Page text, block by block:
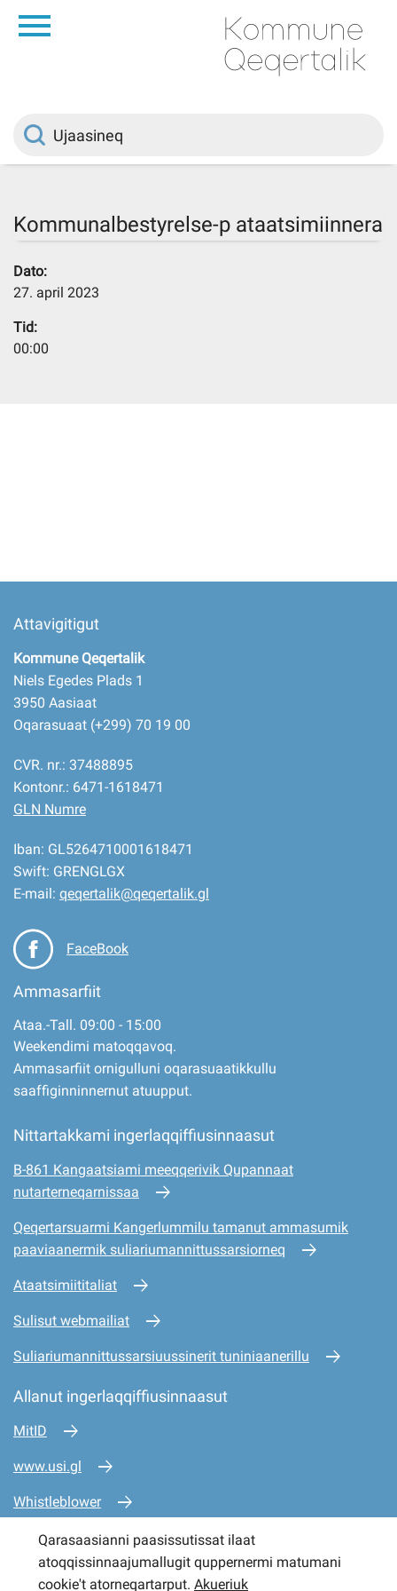
Innuttaasunut
Ileqqoreqqusat
Kommunalbestyrelse-p ataatsimiinnera
Dato:
27. april 2023
Tid:
00:00
Attavigitigut
Kommune Qeqertalik
Niels Egedes Plads 1
3950 Aasiaat
Oqarasuaat (+299) 70 19 00
CVR. nr.: 37488895
Kontonr.: 6471-1618471
GLN Numre
Iban: GL5264710001618471
Swift: GRENGLGX
E-mail: qeqertalik@qeqertalik.gl
FaceBook
Ammasarfiit
Ataa.-Tall. 09:00 - 15:00
Weekendimi matoqqavoq.
Ammasarfiit ornigulluni oqarasuaatikkullu
saaffiginninnernut atuupput.
Nittartakkami ingerlaqqiffiusinnaasut
B-861 Kangaatsiami meeqqerivik Qupannaat
nutarterneqarnissaa
Qeqertarsuarmi Kangerlummilu tamanut ammasumik
paaviaanermik suliariumannittussarsiorneq
Ataatsimiititaliat
Sulisut webmailiat
Suliariumannittussarsiuussinerit tuniniaanerillu
Allanut ingerlaqqiffiusinnaasut
MitID
www.usi.gl
Whistleblower
www.mio.gl
www.sullissivik.gl
Qarasaasianni paasissutissat ilaat
atoqqissinnaajumallugit quppernermi matumani
cookie't atorneqartarput. Akueriuk